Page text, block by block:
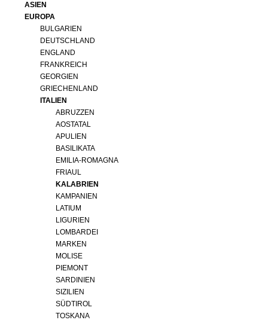
ASIEN
EUROPA
BULGARIEN
DEUTSCHLAND
ENGLAND
FRANKREICH
GEORGIEN
GRIECHENLAND
ITALIEN
ABRUZZEN
AOSTATAL
APULIEN
BASILIKATA
EMILIA-ROMAGNA
FRIAUL
KALABRIEN
KAMPANIEN
LATIUM
LIGURIEN
LOMBARDEI
MARKEN
MOLISE
PIEMONT
SARDINIEN
SIZILIEN
SÜDTIROL
TOSKANA